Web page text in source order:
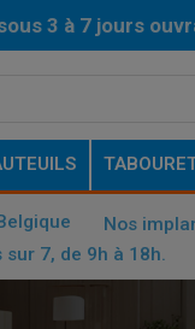
3 à 7 jours
Nos
7, de 9h à 18h.